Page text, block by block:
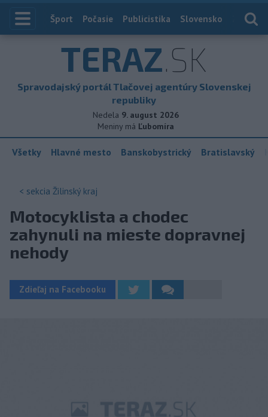
Index
Šport Počasie Publicistika Slovensko
TERAZ.SK
Spravodajský portál Tlačovej agentúry Slovenskej
republiky
Nedela 9. august 2026
Meniny má Ľubomíra
Všetky Hlavné mesto Banskobystrický Bratislavský
< sekcia Žilinský kraj
Motocyklista a chodec
zahynuli na mieste dopravnej
nehody
Zdieľaj na Facebooku